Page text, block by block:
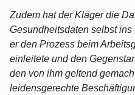
Zudem hat der Kläger die
Gesundheitsdaten selbst
er den Prozess beim
einleitete und den
den von ihm geltend
leidensgerechte